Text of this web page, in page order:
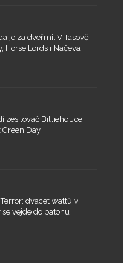
je za dveřmi. V Tasově
Horse Lords i Načeva
zesilovač Billieho Joe
Day
dvacet wattů v
vejde do batohu